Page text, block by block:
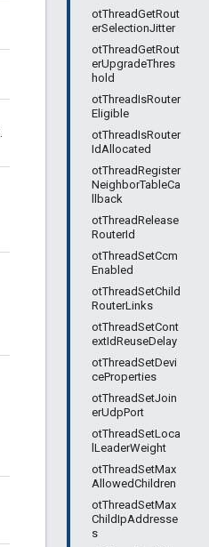
otThreadGetRout
erSelectionJitter
otThreadGetRout
erUpgradeThres
hold
otThreadIsRouter
Eligible
otThreadIsRouter
IdAllocated
otThreadRegister
NeighborTableCa
llback
otThreadRelease
RouterId
otThreadSetCcm
Enabled
otThreadSetChild
RouterLinks
otThreadSetCont
extIdReuseDelay
otThreadSetDevi
ceProperties
otThreadSetJoin
erUdpPort
otThreadSetLoca
lLeaderWeight
otThreadSetMax
AllowedChildren
otThreadSetMax
ChildIpAddresse
s